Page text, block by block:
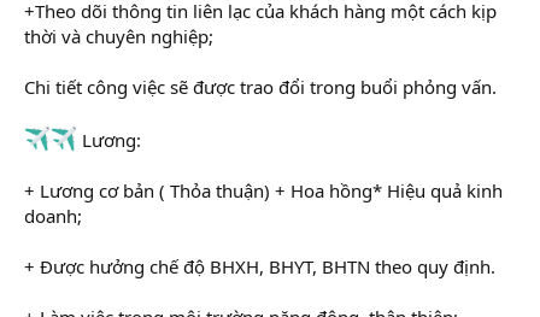
+Theo dõi thông tin liên lạc của khách hàng một cách kịp
thời và chuyên nghiệp;
Chi tiết công việc sẽ được trao đổi trong buổi phỏng vấn.
Lương:
+ Lương cơ bản ( Thỏa thuận) + Hoa hồng* Hiệu quả kinh
doanh;
+ Được hưởng chế độ BHXH, BHYT, BHTN theo quy định.